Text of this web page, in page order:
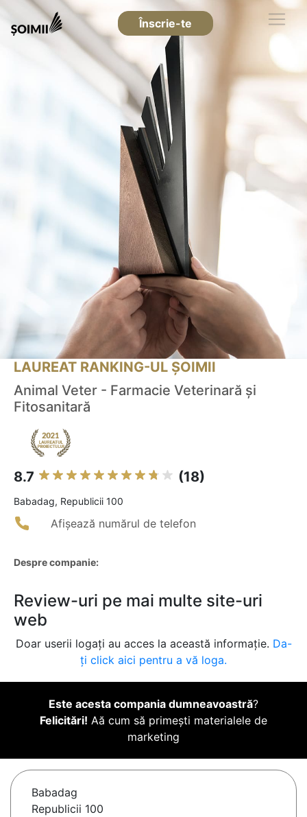
Înscrie-te
LAUREAT RANKING-UL ȘOIMII
Animal Veter - Farmacie Veterinară și
Fitosanitară
8.7 (18)
Babadag, Republicii 100
Afișează numărul de telefon
Despre companie:
Review-uri pe mai multe site-uri
web
Doar userii logați au acces la această informație. Da-
ți click aici pentru a vă loga.
Este acesta compania dumneavoastră?
Felicitări! Aă cum să primești materialele de
marketing
Babadag
Republicii 100